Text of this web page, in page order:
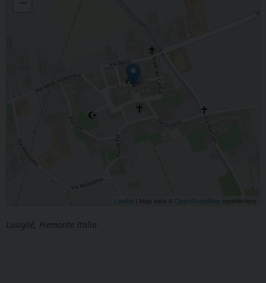
Leaflet | Map data © OpenStreetMap contributors
Lusigliè, Piemonte Italia